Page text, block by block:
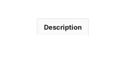
Description